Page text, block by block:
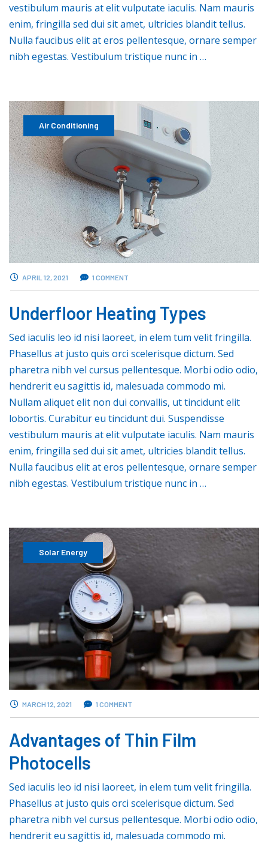
vestibulum mauris at elit vulputate iaculis. Nam mauris
enim, fringilla sed dui sit amet, ultricies blandit tellus.
Nulla faucibus elit at eros pellentesque, ornare semper
nibh egestas. Vestibulum tristique nunc in …
Air Conditioning
APRIL 12, 2021 1 COMMENT
Underfloor Heating Types
Sed iaculis leo id nisi laoreet, in elem tum velit fringilla.
Phasellus at justo quis orci scelerisque dictum. Sed
pharetra nibh vel cursus pellentesque. Morbi odio odio,
hendrerit eu sagittis id, malesuada commodo mi.
Nullam aliquet elit non dui convallis, ut tincidunt elit
lobortis. Curabitur eu tincidunt dui. Suspendisse
vestibulum mauris at elit vulputate iaculis. Nam mauris
enim, fringilla sed dui sit amet, ultricies blandit tellus.
Nulla faucibus elit at eros pellentesque, ornare semper
nibh egestas. Vestibulum tristique nunc in …
Solar Energy
MARCH 12, 2021 1 COMMENT
Advantages of Thin Film
Photocells
Sed iaculis leo id nisi laoreet, in elem tum velit fringilla.
Phasellus at justo quis orci scelerisque dictum. Sed
pharetra nibh vel cursus pellentesque. Morbi odio odio,
hendrerit eu sagittis id, malesuada commodo mi.